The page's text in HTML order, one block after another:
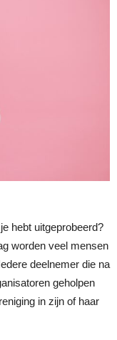
hebt uitgeprobeerd?
worden veel mensen
deelnemer die na
geholpen
in zijn of haar